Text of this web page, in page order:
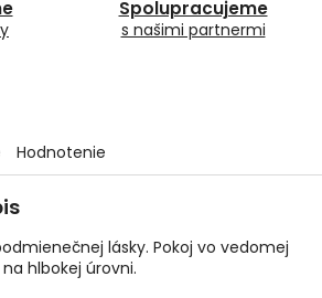
Spolupracujeme
s našimi partnermi
Hodnotenie
lásky. Pokoj vo vedomej
hlbokej úrovni.